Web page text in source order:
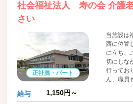
社会福祉法人 寿の会 介護
さい
正社員・パート
当施設は
西に位置
に立ち、
切にしな
行ってお
ん、職員
給与 1,150円～